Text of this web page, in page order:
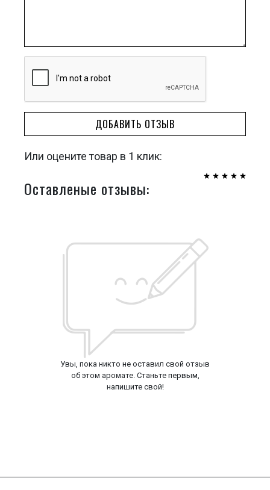
ДОБАВИТЬ ОТЗЫВ
Или оцените товар в 1 клик:
Оставленые отзывы:
Увы, пока никто не оставил свой отзыв
об этом аромате. Станьте первым,
напишите свой!